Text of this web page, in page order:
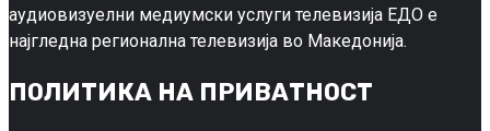
аудиовизуелни медиумски услуги телевизија ЕДО е
најгледна регионална телевизија во Македонија.
ПОЛИТИКА НА ПРИВАТНОСТ